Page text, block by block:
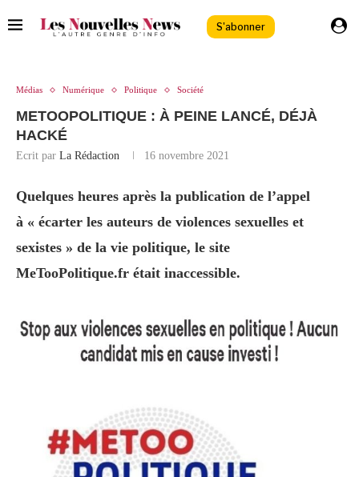
S'abonner
Médias Numérique Politique Société
METOOPOLITIQUE : À PEINE LANCÉ, DÉJÀ
HACKÉ
Ecrit par La Rédaction 16 novembre 2021
Quelques heures après la publication de l’appel
à « écarter les auteurs de violences sexuelles et
sexistes » de la vie politique, le site
MeTooPolitique.fr était inaccessible.